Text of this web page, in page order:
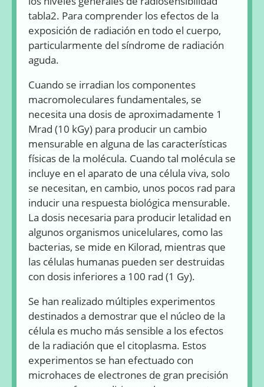
tabla2. Para comprender los efectos de la
exposición de radiación en todo el cuerpo,
particularmente del síndrome de radiación
aguda.
Cuando se irradian los componentes
macromoleculares fundamentales, se
necesita una dosis de aproximadamente 1
Mrad (10 kGy) para producir un cambio
mensurable en alguna de las características
físicas de la molécula. Cuando tal molécula se
incluye en el aparato de una célula viva, solo
se necesitan, en cambio, unos pocos rad para
inducir una respuesta biológica mensurable.
La dosis necesaria para producir letalidad en
algunos organismos unicelulares, como las
bacterias, se mide en Kilorad, mientras que
las células humanas pueden ser destruidas
con dosis inferiores a 100 rad (1 Gy).
Se han realizado múltiples experimentos
destinados a demostrar que el núcleo de la
célula es mucho más sensible a los efectos
de la radiación que el citoplasma. Estos
experimentos se han efectuado con
microhaces de electrones de gran precisión